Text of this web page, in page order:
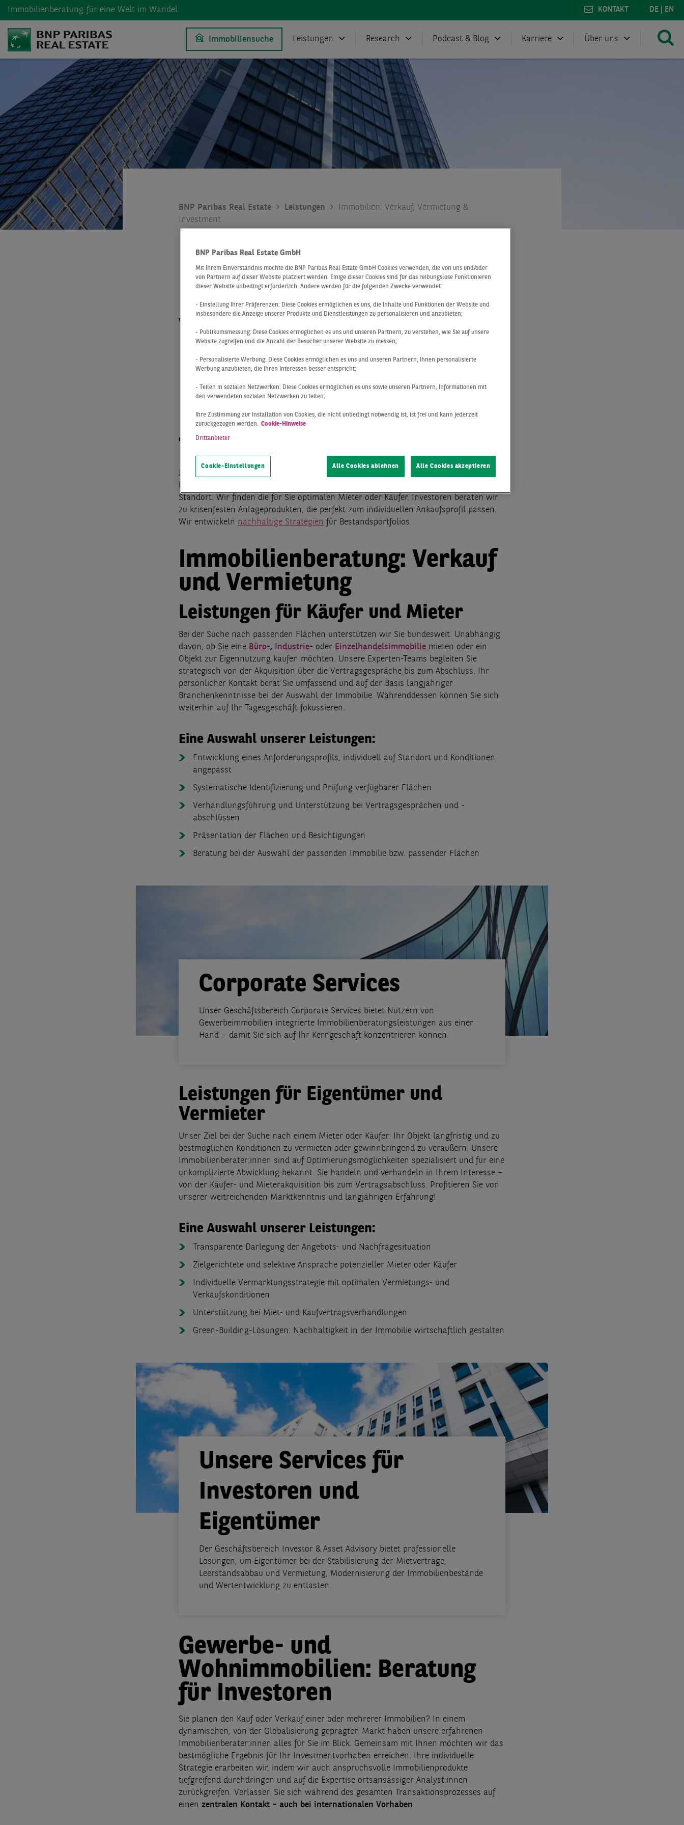
Immobilienberatung für eine Welt im Wandel DE EN
KONTAKT
Immobiliensuche Leistungen Research Podcast & Blog Karriere Über uns
BNP Paribas Real Estate Leistungen
Immobilien: Verkauf, Vermietung &
Investment
Ihr Dienstleister für
Immobilien: Verkauf,
Vermietung &
Investment
Unsere Leistungen im Bereich
Transaction
Jedes Immobiliengeschäft ist eine strategisch wichtige Entscheidung. Wir helfen Ihnen
bei der Suche nach einem neuen Büro oder der Aufwertung Ihrer Fläche am aktuellen
Standort. Wir finden die für Sie optimalen Mieter oder Käufer. Investoren beraten wir
zu krisenfesten Anlageprodukten, die perfekt zum individuellen Ankaufsprofil passen.
Wir entwickeln nachhaltige Strategien für Bestandsportfolios.
Immobilienberatung: Verkauf
und Vermietung
Leistungen für Käufer und Mieter
Bei der Suche nach passenden Flächen unterstützen wir Sie bundesweit. Unabhängig
davon, ob Sie eine Büro-, Industrie- oder Einzelhandelsimmobilie mieten oder ein
Objekt zur Eigennutzung kaufen möchten. Unsere Experten-Teams begleiten Sie
strategisch von der Akquisition über die Vertragsgespräche bis zum Abschluss. Ihr
persönlicher Kontakt berät Sie umfassend und auf der Basis langjähriger
Branchenkenntnisse bei der Auswahl der Immobilie. Währenddessen können Sie sich
weiterhin auf Ihr Tagesgeschäft fokussieren.
Eine Auswahl unserer Leistungen:
Entwicklung eines Anforderungsprofils, individuell auf Standort und Konditionen
angepasst
Systematische Identifizierung und Prüfung verfügbarer Flächen
Verhandlungsführung und Unterstützung bei Vertragsgesprächen und -
abschlüssen
Präsentation der Flächen und Besichtigungen
Beratung bei der Auswahl der passenden Immobilie bzw. passender Flächen
Corporate Services
Unser Geschäftsbereich Corporate Services bietet Nutzern von
Gewerbeimmobilien integrierte Immobilienberatungsleistungen aus einer
Hand – damit Sie sich auf Ihr Kerngeschäft konzentrieren können.
Leistungen für Eigentümer und
Vermieter
Unser Ziel bei der Suche nach einem Mieter oder Käufer: Ihr Objekt langfristig und zu
bestmöglichen Konditionen zu vermieten oder gewinnbringend zu veräußern. Unsere
Immobilienberater:innen sind auf Optimierungsmöglichkeiten spezialisiert und für eine
unkomplizierte Abwicklung bekannt. Sie handeln und verhandeln in Ihrem Interesse –
von der Käufer- und Mieterakquisition bis zum Vertragsabschluss. Profitieren Sie von
unserer weitreichenden Marktkenntnis und langjährigen Erfahrung!
Eine Auswahl unserer Leistungen:
Transparente Darlegung der Angebots- und Nachfragesituation
Zielgerichtete und selektive Ansprache potenzieller Mieter oder Käufer
Individuelle Vermarktungsstrategie mit optimalen Vermietungs- und
Verkaufskonditionen
Unterstützung bei Miet- und Kaufvertragsverhandlungen
Green-Building-Lösungen: Nachhaltigkeit in der Immobilie wirtschaftlich gestalten
Unsere Services für
Investoren und
Eigentümer
Der Geschäftsbereich Investor & Asset Advisory bietet professionelle
Lösungen, um Eigentümer bei der Stabilisierung der Mietverträge,
Leerstandsabbau und Vermietung, Modernisierung der Immobilienbestände
und Wertentwicklung zu entlasten.
Gewerbe- und
Wohnimmobilien: Beratung
für Investoren
Sie planen den Kauf oder Verkauf einer oder mehrerer Immobilien? In einem
dynamischen, von der Globalisierung geprägten Markt haben unsere erfahrenen
Immobilienberater:innen alles für Sie im Blick. Gemeinsam mit Ihnen möchten wir das
bestmögliche Ergebnis für Ihr Investmentvorhaben erreichen. Ihre individuelle
Strategie erarbeiten wir, indem wir auch anspruchsvolle Immobilienprodukte
tiefgreifend durchdringen und auf die Expertise ortsansässiger Analyst:innen
zurückgreifen. Verlassen Sie sich während des gesamten Transaktionsprozesses auf
einen zentralen Kontakt – auch bei internationalen Vorhaben.
BNP Paribas Real Estate GmbH
Mit Ihrem Einverständnis möchte die BNP Paribas Real Estate GmbH Cookies verwenden, die von uns und/oder
von Partnern auf dieser Website platziert werden. Einige dieser Cookies sind für das reibungslose Funktionieren
dieser Website unbedingt erforderlich. Andere werden für die folgenden Zwecke verwendet:
- Einstellung Ihrer Präferenzen: Diese Cookies ermöglichen es uns, die Inhalte und Funktionen der Website und
insbesondere die Anzeige unserer Produkte und Dienstleistungen zu personalisieren und anzubieten;
- Publikumsmessung: Diese Cookies ermöglichen es uns und unseren Partnern, zu verstehen, wie Sie auf unsere
Website zugreifen und die Anzahl der Besucher unserer Website zu messen;
- Personalisierte Werbung: Diese Cookies ermöglichen es uns und unseren Partnern, Ihnen personalisierte
Werbung anzubieten, die Ihren Interessen besser entspricht;
- Teilen in sozialen Netzwerken: Diese Cookies ermöglichen es uns sowie unseren Partnern, Informationen mit
den verwendeten sozialen Netzwerken zu teilen;
Ihre Zustimmung zur Installation von Cookies, die nicht unbedingt notwendig ist, ist frei und kann jederzeit
zurückgezogen werden. Cookie-Hinweise
Drittanbieter
Cookie-Einstellungen Alle Cookies ablehnen Alle Cookies akzeptieren